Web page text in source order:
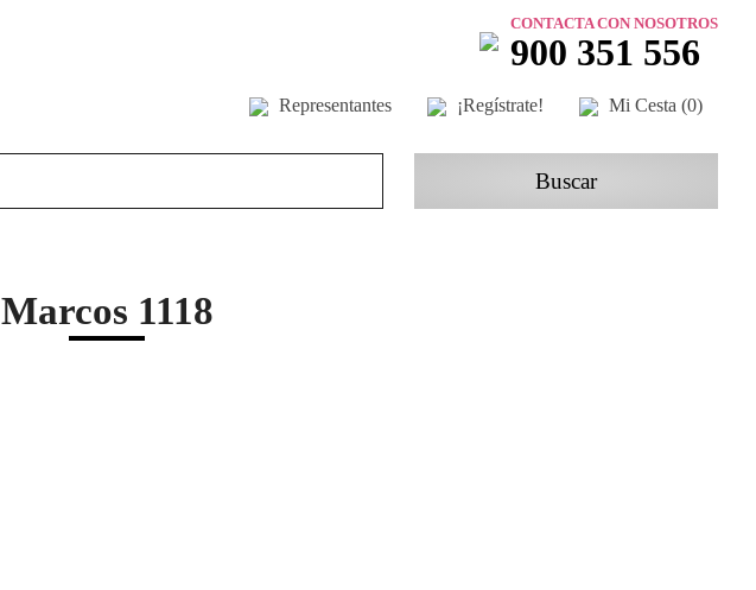
CONTACTA CON NOSOTROS
900 351 556
Representantes ¡Regístrate! Mi Cesta (0)
Marcos 1118